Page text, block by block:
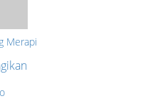
Merapi